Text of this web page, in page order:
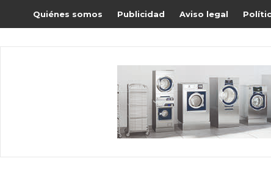
Quiénes somos Publicidad Aviso legal